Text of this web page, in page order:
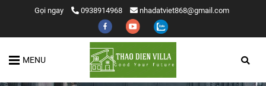
Gọi ngay 0938914968 nhadatviet868@gmail.com
MENU